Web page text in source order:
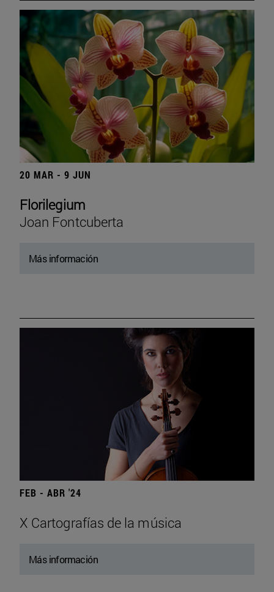
20 MAR - 9 JUN
Florilegium
Joan Fontcuberta
Más información
FEB - ABR '24
X Cartografías de la música
Más información